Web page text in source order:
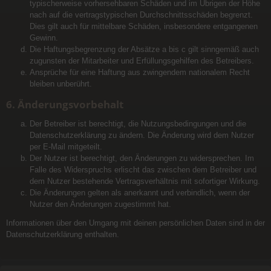
typischerweise vorhersehbaren Schäden und im Übrigen der Höhe
nach auf die vertragstypischen Durchschnittsschäden begrenzt.
Dies gilt auch für mittelbare Schäden, insbesondere entgangenen
Gewinn.
Die Haftungsbegrenzung der Absätze a bis c gilt sinngemäß auch
zugunsten der Mitarbeiter und Erfüllungsgehilfen des Betreibers.
Ansprüche für eine Haftung aus zwingendem nationalem Recht
bleiben unberührt.
6. Änderungsvorbehalt
Der Betreiber ist berechtigt, die Nutzungsbedingungen und die
Datenschutzerklärung zu ändern. Die Änderung wird dem Nutzer
per E-Mail mitgeteilt.
Der Nutzer ist berechtigt, den Änderungen zu widersprechen. Im
Falle des Widerspruchs erlischt das zwischen dem Betreiber und
dem Nutzer bestehende Vertragsverhältnis mit sofortiger Wirkung.
Die Änderungen gelten als anerkannt und verbindlich, wenn der
Nutzer den Änderungen zugestimmt hat.
Informationen über den Umgang mit deinen persönlichen Daten sind in der
Datenschutzerklärung enthalten.